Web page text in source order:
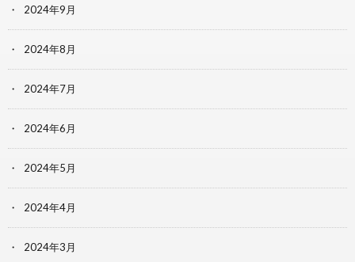
2024年9月
2024年8月
2024年7月
2024年6月
2024年5月
2024年4月
2024年3月